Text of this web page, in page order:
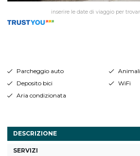
inserire le date di viaggio per
Parcheggio auto
Deposito bici
WiFi
Aria condizionata
DESCRIZIONE
SERVIZI